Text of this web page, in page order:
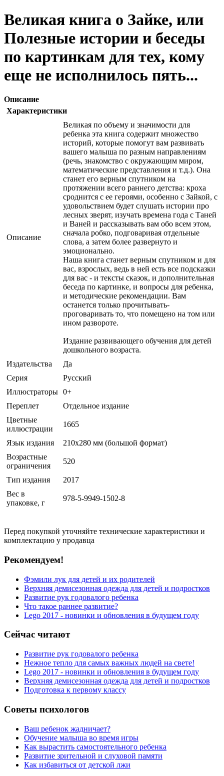
Великая книга о Зайке, или
Полезные истории и беседы
по картинкам для тех, кому
еще не исполнилось пять...
Описание
Характеристики
Описание
Великая по объему и значимости для
ребенка эта книга содержит множество
историй, которые помогут вам развивать
вашего малыша по разным направлениям
(речь, знакомство с окружающим миром,
математические представления и т.д.). Она
станет его верным спутником на
протяжении всего раннего детства: кроха
сроднится с ее героями, особенно с Зайкой, с
удовольствием будет слушать истории про
лесных зверят, изучать времена года с Таней
и Ваней и рассказывать вам обо всем этом,
сначала робко, подговаривая отдельные
слова, а затем более развернуто и
эмоционально.
Наша книга станет верным спутником и для
вас, взрослых, ведь в ней есть все подсказки
для вас - и тексты сказок, и дополнительная
беседа по картинке, и вопросы для ребенка,
и методические рекомендации. Вам
останется только прочитывать-
проговаривать то, что помещено на том или
ином развороте.
Издание развивающего обучения для детей
дошкольного возраста.
Издательства
Да
Серия
Русский
Иллюстраторы 0+
Переплет
Отдельное издание
Цветные
иллюстрации
1665
Язык издания
210x280 мм (большой формат)
Возрастные
ограничения
520
Тип издания
2017
Вес в
упаковке, г
978-5-9949-1502-8
Перед покупкой уточняйте технические характеристики и
комплектацию у продавца
Рекомендуем!
Фэмили лук для детей и их родителей
Верхняя демисезонная одежда для детей и подростков
Развитие рук годовалого ребенка
Что такое раннее развитие?
Lego 2017 - новинки и обновления в будущем году
Сейчас читают
Развитие рук годовалого ребенка
Нежное тепло для самых важных людей на свете!
Lego 2017 - новинки и обновления в будущем году
Верхняя демисезонная одежда для детей и подростков
Подготовка к первому классу
Советы психологов
Ваш ребенок жадничает?
Обучение малыша во время игры
Как вырастить самостоятельного ребенка
Развитие зрительной и слуховой памяти
Как избавиться от детской лжи